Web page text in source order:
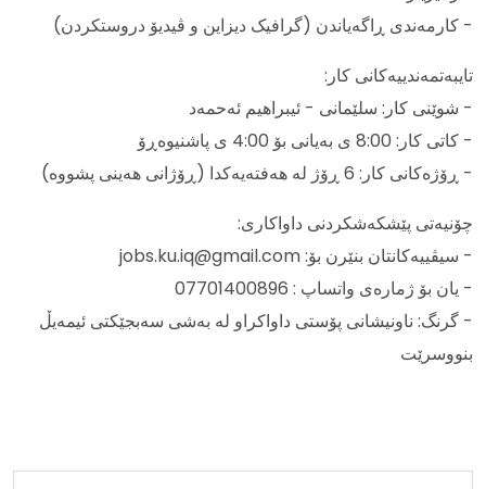
- کارمەندی ڕاگەیاندن (گرافیک دیزاین و ڤیدیۆ دروستکردن)
تایبەتمەندییەکانی کار:
- شوێنی کار: سلێمانی - ئیبراهیم ئەحمەد
- کاتی کار: 8:00 ی بەیانی بۆ 4:00 ی پاشنیوەڕۆ
- ڕۆژەکانی کار: 6 ڕۆژ لە هەفتەیەکدا (ڕۆژانی هەینی پشووە)
چۆنیەتی پێشکەشکردنی داواکاری:
- سیڤییەکانتان بنێرن بۆ: jobs.ku.iq@gmail.com
- یان بۆ ژمارەی واتساپ : 07701400896
- گرنگ: ناونیشانی پۆستی داواکراو لە بەشی سەبجێکتی ئیمەیڵ
بنووسرێت